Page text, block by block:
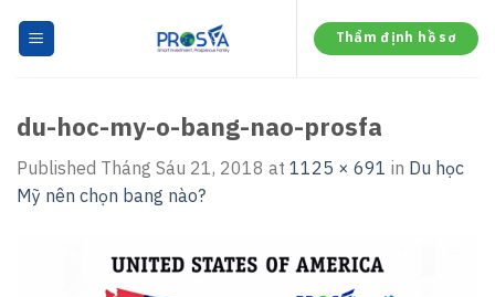
Thẩm định hồ sơ
du-hoc-my-o-bang-nao-prosfa
Published Tháng Sáu 21, 2018 at 1125 × 691 in Du học
Mỹ nên chọn bang nào?